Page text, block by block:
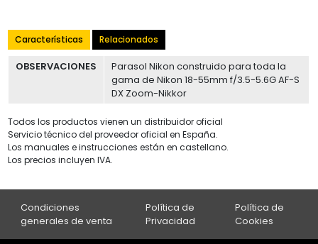
Características Relacionados
OBSERVACIONES
Parasol Nikon construido para toda la
gama de Nikon 18-55mm f/3.5-5.6G AF-S
DX Zoom-Nikkor
Todos los productos vienen un distribuidor oficial
Servicio técnico del proveedor oficial en España.
Los manuales e instrucciones están en castellano.
Los precios incluyen IVA.
Condiciones
generales de venta
Política de
Privacidad
Política de
Cookies